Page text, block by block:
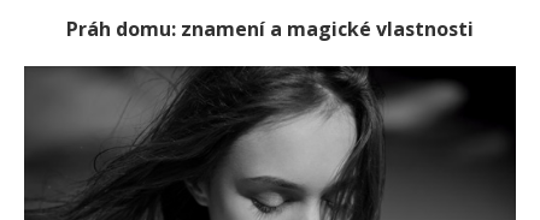
Práh domu: znamení a magické vlastnosti